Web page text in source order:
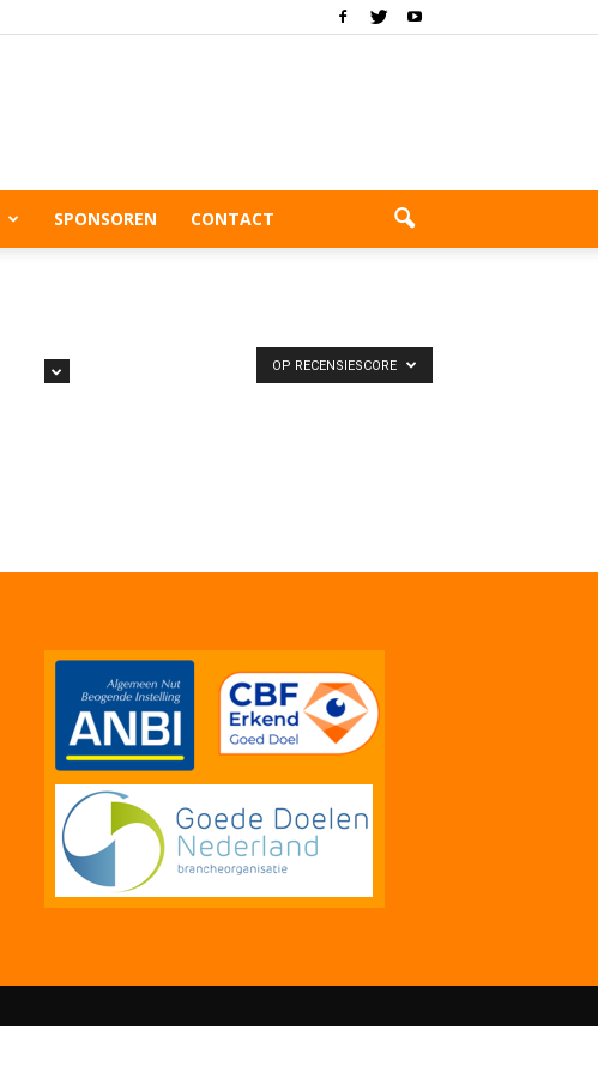
SPONSOREN CONTACT
OP RECENSIESCORE